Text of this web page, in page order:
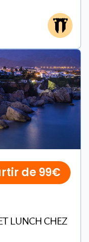
de 99€
LUNCH CHEZ